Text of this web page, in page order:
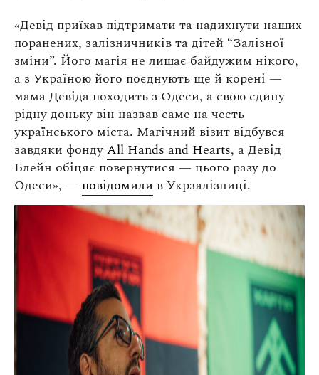
«Девід приїхав підтримати та надихнути наших
поранених, залізничників та дітей “Залізної
зміни”. Його магія не лишає байдужим нікого,
а з Україною його поєднують ще й корені —
мама Девіда походить з Одеси, а свою єдину
рідну доньку він назвав саме на честь
українського міста. Магічний візит відбувся
завдяки фондуAll Hands and Hearts, а Девід
Блейн обіцяє повернутися — цього разу до
Одеси», — повідомили в Укрзалізниці.